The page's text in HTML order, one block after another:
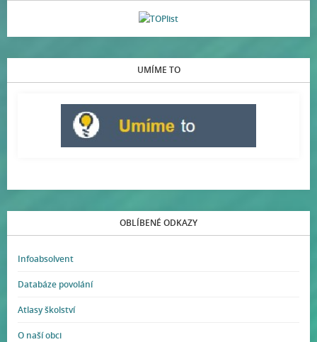
UMÍME TO
OBLÍBENÉ ODKAZY
Infoabsolvent
Databáze povolání
Atlasy školství
O naší obci